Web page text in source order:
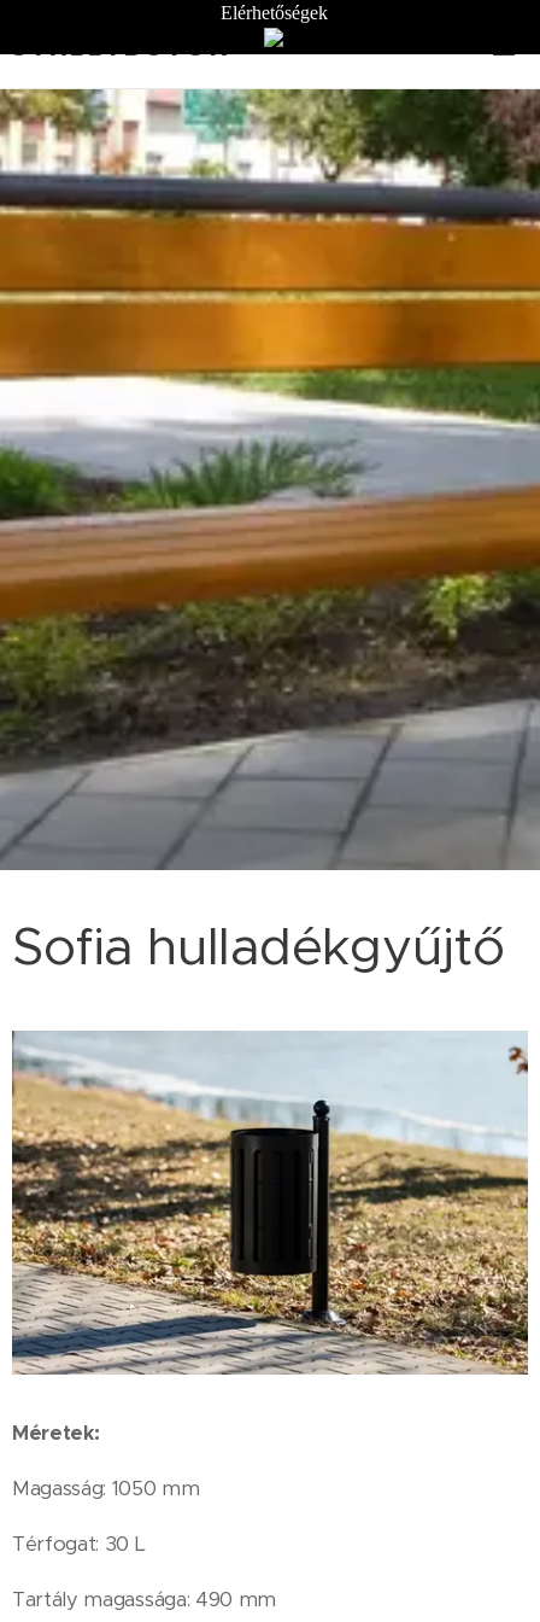
STREETBÚTOR
Sofia hulladékgyűjtő
Méretek:
Magasság: 1050 mm
Térfogat: 30 L
Tartály magassága: 490 mm
Elérhetőségek